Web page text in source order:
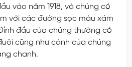
vào năm 1918, và chúng có
với các đường sọc màu xám
đầu của chúng thường có
cũng như cánh của chúng
chanh.